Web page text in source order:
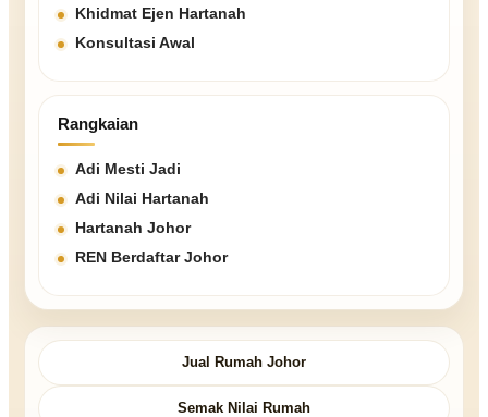
Khidmat Ejen Hartanah
Konsultasi Awal
Rangkaian
Adi Mesti Jadi
Adi Nilai Hartanah
Hartanah Johor
REN Berdaftar Johor
Jual Rumah Johor
Semak Nilai Rumah